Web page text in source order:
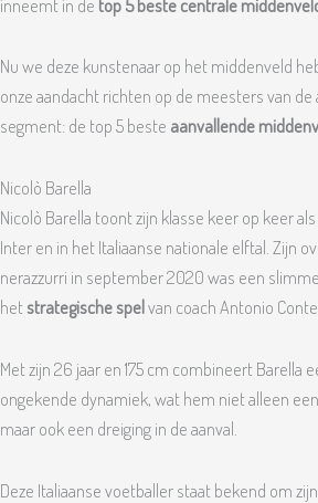
inneemt in de top 5 beste centrale
Nu we deze kunstenaar op het middenveld
onze aandacht richten op de meesters van de
segment: de top 5 beste aanvallende
Nicolò Barella
Nicolò Barella toont zijn klasse keer op keer als
Inter en in het Italiaanse nationale elftal. Zijn
nerazzurri in september 2020 was een
hetstrategische spelvan coach Antonio Conte.
Met zijn 26 jaar en 175 cm combineert Barella
ongekende dynamiek, wat hem niet alleen
maar ook een dreiging in de aanval.
Deze Italiaanse voetballer staat bekend om zijn